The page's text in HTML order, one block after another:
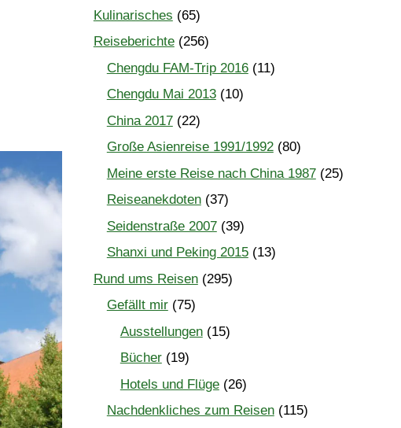
Kulinarisches (65)
Reiseberichte(256)
Chengdu FAM-Trip 2016(11)
Chengdu Mai 2013(10)
China 2017(22)
Große Asienreise 1991/1992(80)
Meine erste Reise nach China 1987(25)
Reiseanekdoten(37)
Seidenstraße 2007(39)
Shanxi und Peking 2015(13)
Rund ums Reisen(295)
Gefällt mir(75)
Ausstellungen(15)
Bücher(19)
Hotels und Flüge(26)
Nachdenkliches zum Reisen(115)